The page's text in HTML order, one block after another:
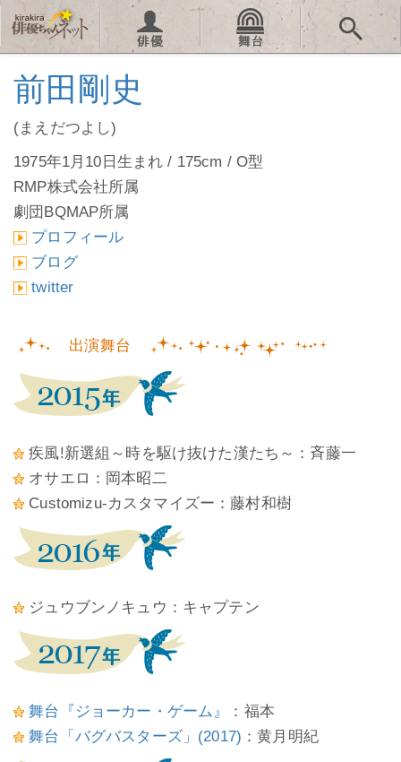
前田剛史
(まえだつよし)
1975年1月10日生まれ / 175cm / O型
RMP株式会社所属
劇団BQMAP所属
プロフィール
ブログ
twitter
出演舞台
疾風!新選組～時を駆け抜けた漢たち～：斉藤一
オサエロ：岡本昭二
Customizu-カスタマイズー：藤村和樹
ジュウブンノキュウ：キャプテン
舞台『ジョーカー・ゲーム』
：福本
舞台「バグバスターズ」(2017) ：黄月明紀